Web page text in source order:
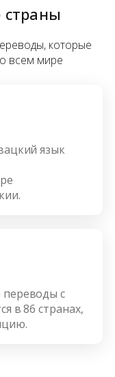
которые
всем мире
язык
с
в 86 странах,